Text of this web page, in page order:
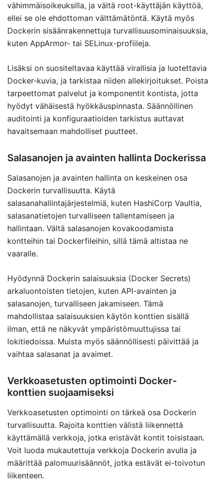
vähimmäisoikeuksilla, ja vältä root-käyttäjän käyttöä,
ellei se ole ehdottoman välttämätöntä. Käytä myös
Dockerin sisäänrakennettuja turvallisuusominaisuuksia,
kuten AppArmor- tai SELinux-profiileja.
Lisäksi on suositeltavaa käyttää virallisia ja luotettavia
Docker-kuvia, ja tarkistaa niiden allekirjoitukset. Poista
tarpeettomat palvelut ja komponentit kontista, jotta
hyödyt vähäisestä hyökkäuspinnasta. Säännöllinen
auditointi ja konfiguraatioiden tarkistus auttavat
havaitsemaan mahdolliset puutteet.
Salasanojen ja avainten hallinta Dockerissa
Salasanojen ja avainten hallinta on keskeinen osa
Dockerin turvallisuutta. Käytä
salasanahallintajärjestelmiä, kuten HashiCorp Vaultia,
salasanatietojen turvalliseen tallentamiseen ja
hallintaan. Vältä salasanojen kovakoodamista
kontteihin tai Dockerfileihin, sillä tämä altistaa ne
vaaralle.
Hyödynnä Dockerin salaisuuksia (Docker Secrets)
arkaluontoisten tietojen, kuten API-avainten ja
salasanojen, turvalliseen jakamiseen. Tämä
mahdollistaa salaisuuksien käytön konttien sisällä
ilman, että ne näkyvät ympäristömuuttujissa tai
lokitiedoissa. Muista myös säännöllisesti päivittää ja
vaihtaa salasanat ja avaimet.
Verkkoasetusten optimointi Docker-
konttien suojaamiseksi
Verkkoasetusten optimointi on tärkeä osa Dockerin
turvallisuutta. Rajoita konttien välistä liikennettä
käyttämällä verkkoja, jotka eristävät kontit toisistaan.
Voit luoda mukautettuja verkkoja Dockerin avulla ja
määrittää palomuurisäännöt, jotka estävät ei-toivotun
liikenteen.